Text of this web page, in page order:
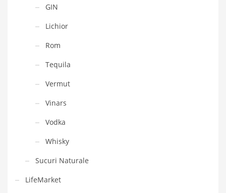
GIN
Lichior
Rom
Tequila
Vermut
Vinars
Vodka
Whisky
Sucuri Naturale
LifeMarket